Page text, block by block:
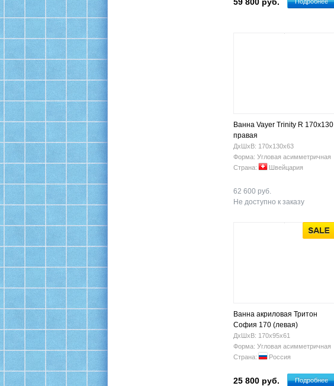
Ванна Vayer Trinity R 170x130
правая
ДхШхВ: 170х130х63
Форма: Угловая асимметричная
Страна:
Швейцария
62 600 руб.
Не доступно к заказу
Ванна акриловая Тритон
София 170 (левая)
ДхШхВ: 170х95х61
Форма: Угловая асимметричная
Страна:
Россия
25 800 руб.
Подробнее